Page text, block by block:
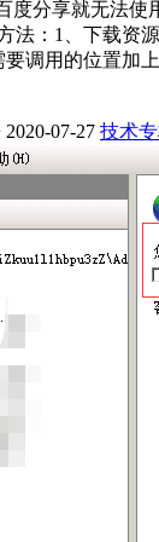
度分享就无法使
法：1、下载资
调用的位置加
2020-07-27 技术